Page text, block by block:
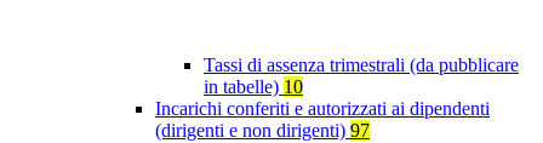
Tassi di assenza trimestrali (da pubblicare
in tabelle) 10
Incarichi conferiti e autorizzati ai dipendenti
(dirigenti e non dirigenti) 97